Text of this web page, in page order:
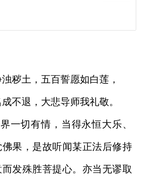
秽土，五百誓愿如白莲，
不退，大悲导师我礼敬。
一切有情，当得永恒大乐、
果，是故听闻某正法后修持
发殊胜菩提心。亦当无谬取